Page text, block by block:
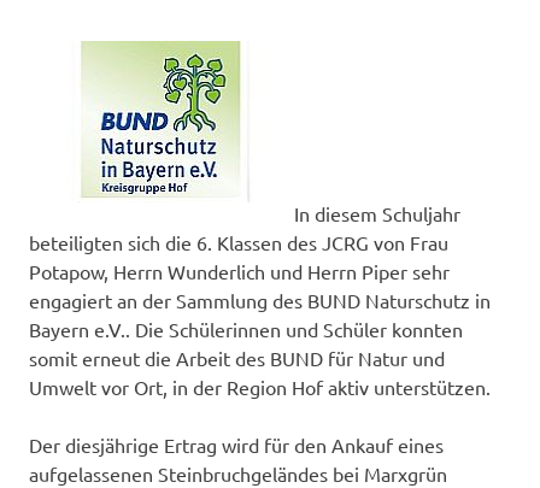
In diesem Schuljahr
beteiligten sich die 6. Klassen des JCRG von Frau
Potapow, Herrn Wunderlich und Herrn Piper sehr
engagiert an der Sammlung des BUND Naturschutz in
Bayern e.V.. Die Schülerinnen und Schüler konnten
somit erneut die Arbeit des BUND für Natur und
Umwelt vor Ort, in der Region Hof aktiv unterstützen.
Der diesjährige Ertrag wird für den Ankauf eines
aufgelassenen Steinbruchgeländes bei Marxgrün